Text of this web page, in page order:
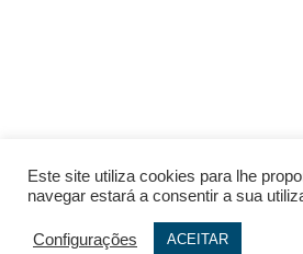
Este site utiliza cookies para lhe
navegar estará a consentir a sua
Configurações ACEITAR